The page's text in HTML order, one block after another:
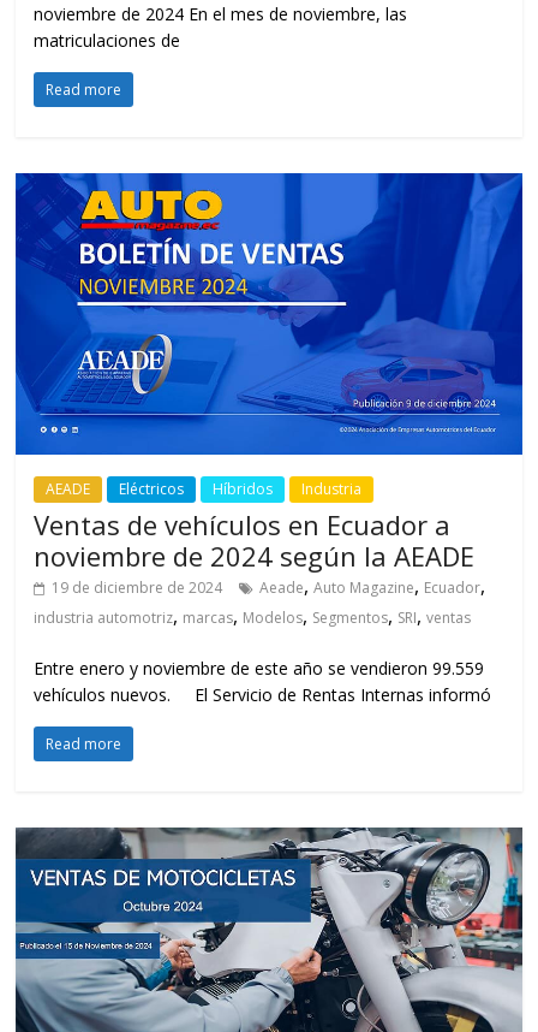
noviembre de 2024 En el mes de noviembre, las
matriculaciones de
Read more
AEADE Eléctricos Híbridos Industria
Ventas de vehículos en Ecuador a
noviembre de 2024 según la AEADE
19 de diciembre de 2024 Aeade,Auto Magazine, Ecuador,
industria automotriz, marcas, Modelos, Segmentos, SRI,ventas
Entre enero y noviembre de este año se vendieron 99.559
vehículos nuevos. El Servicio de Rentas Internas informó
Read more